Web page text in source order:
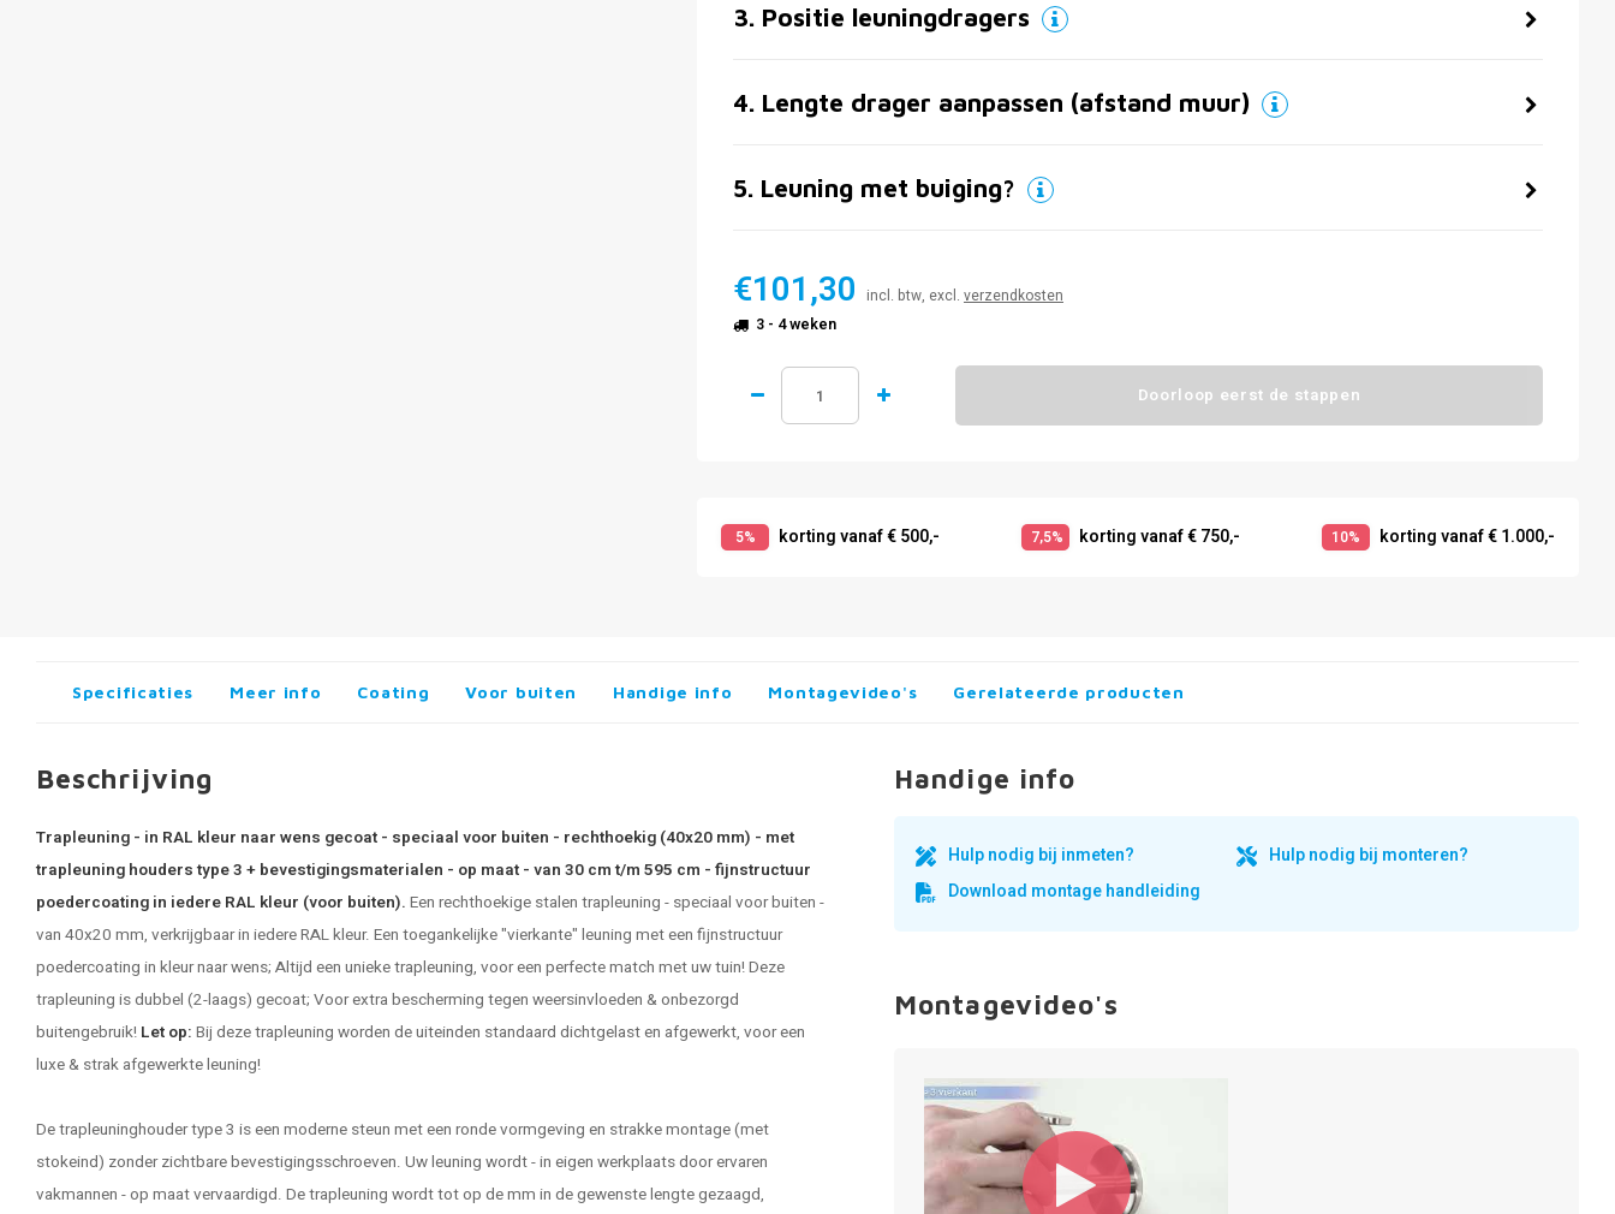
3. Positie leuningdragers
4. Lengte drager aanpassen (afstand muur)
5. Leuning met buiging?
€101,30 incl. btw, excl. verzendkosten
3 - 4 weken
Doorloop eerst de stappen
5% korting vanaf € 500,- 7,5% korting vanaf € 750,- 10% korting vanaf € 1.000,-
Specificaties Meer info Coating Voor buiten Handige info Montagevideo's Gerelateerde producten
Beschrijving
Trapleuning - in RAL kleur naar wens gecoat - speciaal voor buiten - rechthoekig (40x20 mm) - met
trapleuning houders type 3 + bevestigingsmaterialen - op maat - van 30 cm t/m 595 cm - fijnstructuur
poedercoating in iedere RAL kleur (voor buiten). Een rechthoekige stalen trapleuning - speciaal voor buiten -
van 40x20 mm, verkrijgbaar in iedere RAL kleur. Een toegankelijke "vierkante" leuning met een fijnstructuur
poedercoating in kleur naar wens; Altijd een unieketrapleuning, voor een perfecte match met uw tuin! Deze
trapleuning is dubbel (2-laags) gecoat; Voor extra bescherming tegen weersinvloeden & onbezorgd
buitengebruik! Let op: Bij deze trapleuning worden de uiteinden standaard dichtgelast en afgewerkt, voor een
luxe & strak afgewerkte leuning!
De trapleuninghouder type 3 is een moderne steun met een ronde vormgeving en strakke montage (met
stokeind) zonder zichtbare bevestigingsschroeven. Uw leuning wordt - in eigen werkplaats door ervaren
vakmannen - op maat vervaardigd. De trapleuning wordt tot op de mm in de gewenste lengte gezaagd,
Handige info
Hulp nodig bij inmeten?
Hulp nodig bij monteren?
Download montage handleiding
Montagevideo's